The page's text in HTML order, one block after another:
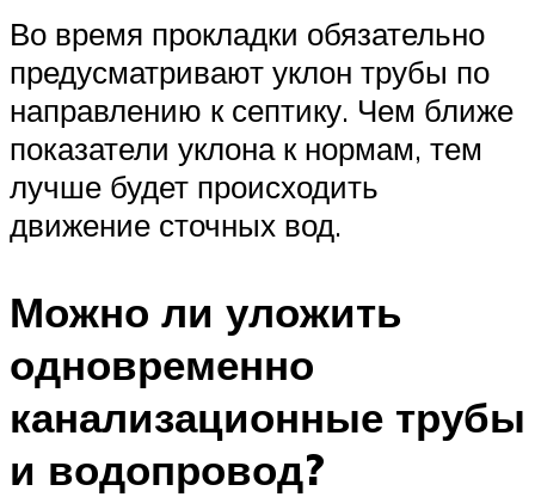
Во время прокладки обязательно
предусматривают уклон трубы по
направлению к септику. Чем ближе
показатели уклона к нормам, тем
лучше будет происходить
движение сточных вод.
Можно ли уложить
одновременно
канализационные трубы
и водопровод?